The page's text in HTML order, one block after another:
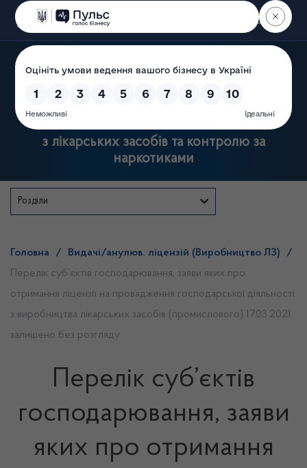
Пошук
Державна служба України
з лікарських засобів та контролю за
наркотиками
Розділи
Головна / Видачі/анулюв. ліцензій (Виробництво ЛЗ)
/
Перелік суб’єктів господарювання, заяви яких про
отримання ліцензії на провадження господарської діяльності
з виробництва лікарських засобів (промислового) 17.03.2021
залишено без розгляду
Перелік суб’єктів
господарювання, заяви
яких про отримання